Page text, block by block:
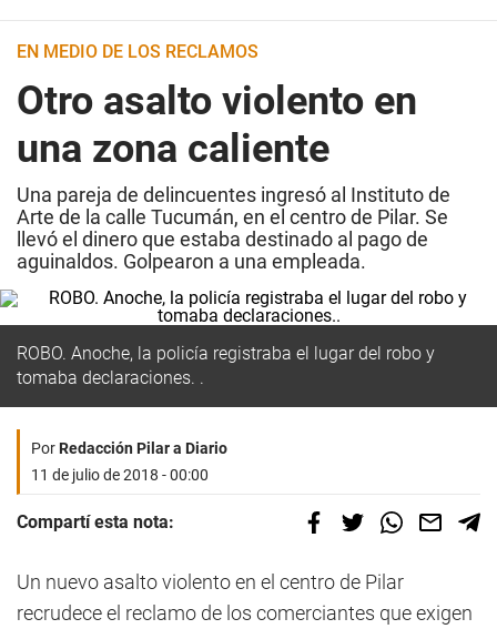
EN MEDIO DE LOS RECLAMOS
Otro asalto violento en
una zona caliente
Una pareja de delincuentes ingresó al Instituto de
Arte de la calle Tucumán, en el centro de Pilar. Se
llevó el dinero que estaba destinado al pago de
aguinaldos. Golpearon a una empleada.
ROBO. Anoche, la policía registraba el lugar del robo y
tomaba declaraciones. .
PorRedacción Pilar a Diario
11 de julio de 2018 - 00:00
Compartí esta nota:
Un nuevo asalto violento en el centro de Pilar
recrudece el reclamo de los comerciantes que exigen